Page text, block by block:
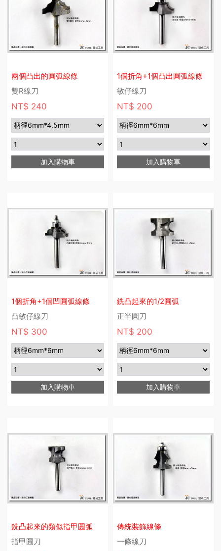
兩個凸出的圓弧線條
雙R線刀
NT$ 240
加入購物車
1個折角+1個凸出圓弧線條
敏仔線刀
NT$ 200
加入購物車
1個折角+1個凹圓弧線條
凸敏仔線刀
NT$ 300
加入購物車
銑凸起來的1/2圓弧
正半圓刀
NT$ 200
加入購物車
銑凸起來的類似指甲圓弧
指甲圓刀
傳統裝飾線條
一條線刀